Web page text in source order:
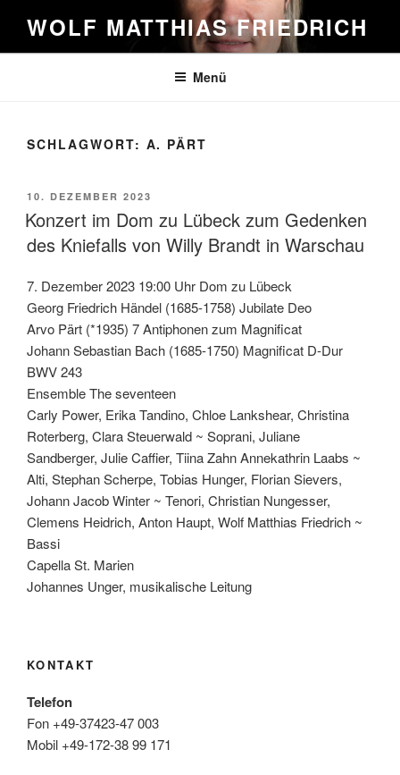
Inhalt
springen
WOLF MATTHIAS FRIEDRICH
Menü
SCHLAGWORT: A. PÄRT
VERÖFFENTLICHT
AM
10. DEZEMBER 2023
Konzert im Dom zu Lübeck zum Gedenken
des Kniefalls von Willy Brandt in Warschau
7. Dezember 2023 19:00 Uhr Dom zu Lübeck
Georg Friedrich Händel (1685-1758) Jubilate Deo
Arvo Pärt (*1935) 7 Antiphonen zum Magnificat
Johann Sebastian Bach (1685-1750) Magnificat D-Dur
BWV 243
Ensemble The seventeen
Carly Power, Erika Tandino, Chloe Lankshear, Christina
Roterberg, Clara Steuerwald ~ Soprani, Juliane
Sandberger, Julie Caffier, Tiina Zahn Annekathrin Laabs ~
Alti, Stephan Scherpe, Tobias Hunger, Florian Sievers,
Johann Jacob Winter ~ Tenori, Christian Nungesser,
Clemens Heidrich, Anton Haupt, Wolf Matthias Friedrich ~
Bassi
Capella St. Marien
Johannes Unger, musikalische Leitung
KONTAKT
Telefon
Fon +49-37423-47 003
Mobil +49-172-38 99 171